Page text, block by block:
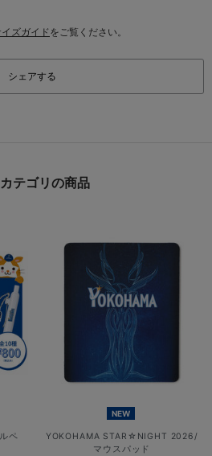
ズガイドをご覧ください。
シェアする
テゴリの商品
ペ
NEW
YOKOHAMA STAR☆NIGHT 2026/
マウスパッド